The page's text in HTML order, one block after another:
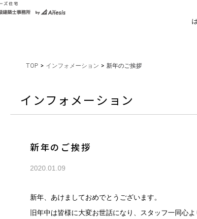
TOP > インフォメーション > 新年のご挨拶
インフォメーション
新年のご挨拶
2020.01.09
新年、あけましておめでとうございます。
旧年中は皆様に大変お世話になり、スタッフ一同心